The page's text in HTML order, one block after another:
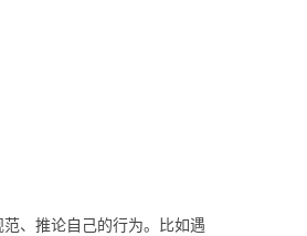
、推论自己的行为。比如遇